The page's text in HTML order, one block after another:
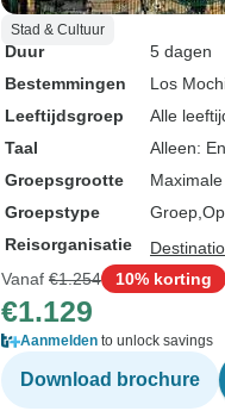
Stad & Cultuur
Duur
5 dagen
Bestemmingen
Los
Leeftijdsgroep
Alle
Taal
Alleen:
Groepsgrootte
Groepstype
Groep
Reisorganisatie
Vanaf €1.254 10% korting
€1.129
Aanmelden to unlock savings
Download brochure